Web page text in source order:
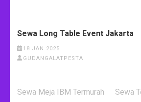
Sewa Long Table Event Jakarta
18 JAN 2025
GUDANGALATPESTA
Navigasi
Sewa Meja IBM Termurah Sewa